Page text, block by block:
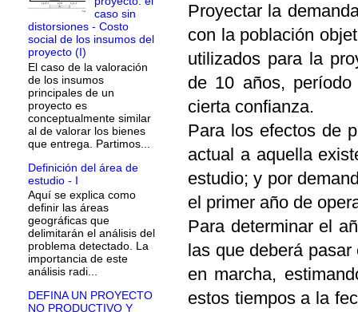
Proyectar la
con la población
utilizados para la
de 10 años,
cierta confianza.
Para los efectos de
actual a aquella
estudio; y por
el primer año de
Para determinar el
las que deberá
en marcha,
estos tiempos a la
caso sin
distorsiones - Costo
social de los insumos del
proyecto (I)
El caso de la valoración
de los insumos
principales de un
proyecto es
conceptualmente similar
al de valorar los bienes
que entrega. Partimos...
Definición del área de
estudio - I
Aquí se explica como
definir las áreas
geográficas que
delimitarán el análisis del
problema detectado. La
importancia de este
análisis radi...
DEFINA UN PROYECTO
NO PRODUCTIVO Y